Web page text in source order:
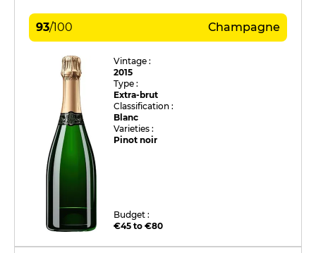
93/100 Champagne
Vintage :
2015
Type :
Extra-brut
Classification :
Blanc
Varieties :
Pinot noir
Budget :
€45 to €80